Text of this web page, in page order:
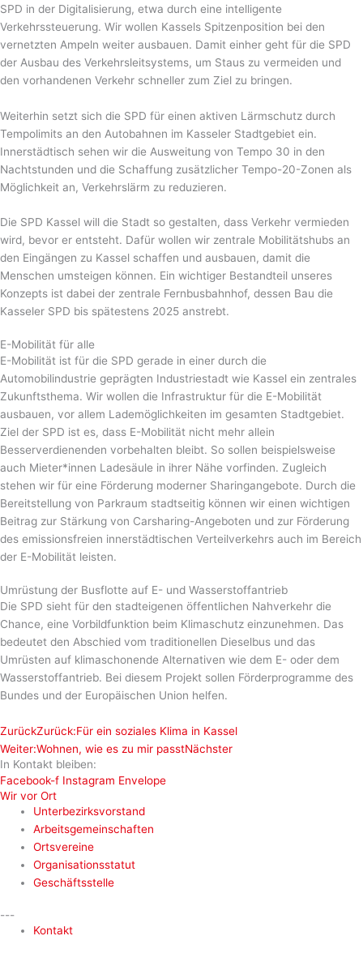
SPD in der Digitalisierung, etwa durch eine intelligente
Verkehrssteuerung. Wir wollen Kassels Spitzenposition bei den
vernetzten Ampeln weiter ausbauen. Damit einher geht für die SPD
der Ausbau des Verkehrsleitsystems, um Staus zu vermeiden und
den vorhandenen Verkehr schneller zum Ziel zu bringen.
Weiterhin setzt sich die SPD für einen aktiven Lärmschutz durch
Tempolimits an den Autobahnen im Kasseler Stadtgebiet ein.
Innerstädtisch sehen wir die Ausweitung von Tempo 30 in den
Nachtstunden und die Schaffung zusätzlicher Tempo-20-Zonen als
Möglichkeit an, Verkehrslärm zu reduzieren.
Die SPD Kassel will die Stadt so gestalten, dass Verkehr vermieden
wird, bevor er entsteht. Dafür wollen wir zentrale Mobilitätshubs an
den Eingängen zu Kassel schaffen und ausbauen, damit die
Menschen umsteigen können. Ein wichtiger Bestandteil unseres
Konzepts ist dabei der zentrale Fernbusbahnhof, dessen Bau die
Kasseler SPD bis spätestens 2025 anstrebt.
E-Mobilität für alle
E-Mobilität ist für die SPD gerade in einer durch die
Automobilindustrie geprägten Industriestadt wie Kassel ein zentrales
Zukunftsthema. Wir wollen die Infrastruktur für die E-Mobilität
ausbauen, vor allem Lademöglichkeiten im gesamten Stadtgebiet.
Ziel der SPD ist es, dass E-Mobilität nicht mehr allein
Besserverdienenden vorbehalten bleibt. So sollen beispielsweise
auch Mieter*innen Ladesäule in ihrer Nähe vorfinden. Zugleich
stehen wir für eine Förderung moderner Sharingangebote. Durch die
Bereitstellung von Parkraum stadtseitig können wir einen wichtigen
Beitrag zur Stärkung von Carsharing-Angeboten und zur Förderung
des emissionsfreien innerstädtischen Verteilverkehrs auch im Bereich
der E-Mobilität leisten.
Umrüstung der Busflotte auf E- und Wasserstoffantrieb
Die SPD sieht für den stadteigenen öffentlichen Nahverkehr die
Chance, eine Vorbildfunktion beim Klimaschutz einzunehmen. Das
bedeutet den Abschied vom traditionellen Dieselbus und das
Umrüsten auf klimaschonende Alternativen wie dem E- oder dem
Wasserstoffantrieb. Bei diesem Projekt sollen Förderprogramme des
Bundes und der Europäischen Union helfen.
ZurückZurück:Für ein soziales Klima in Kassel
Weiter:Wohnen, wie es zu mir passtNächster
In Kontakt bleiben:
Facebook-f Instagram Envelope
Wir vor Ort
Unterbezirksvorstand
Arbeitsgemeinschaften
Ortsvereine
Organisationsstatut
Geschäftsstelle
---
Kontakt